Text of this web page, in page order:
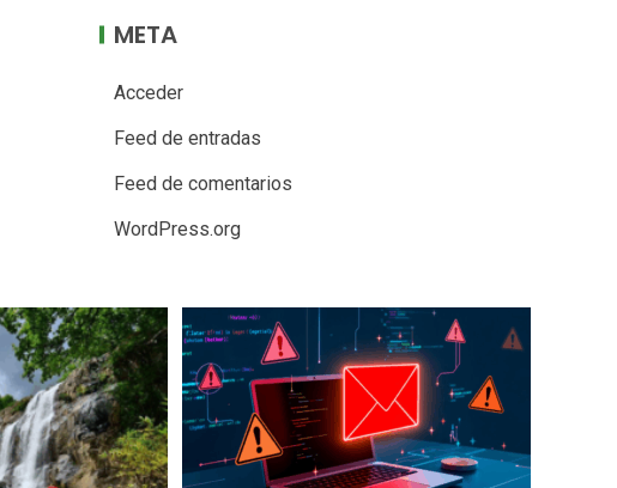
META
Acceder
Feed de entradas
Feed de comentarios
WordPress.org